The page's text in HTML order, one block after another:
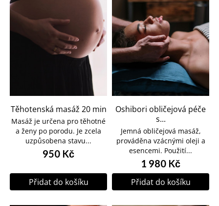
Těhotenská masáž 20 min
Masáž je určena pro těhotné
a ženy po porodu. Je zcela
uzpůsobena stavu...
950 Kč
Přidat do košíku
Oshibori obličejová péče
s...
Jemná obličejová masáž,
prováděna vzácnými oleji a
esencemi. Použití...
1 980 Kč
Přidat do košíku